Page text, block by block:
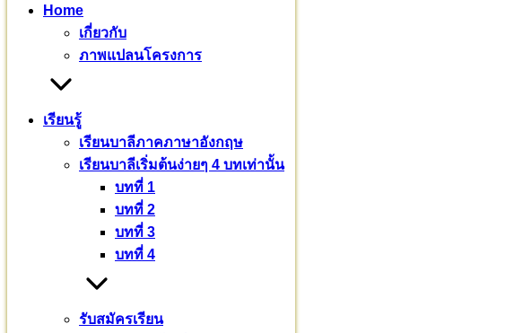
Home
เกี่ยวกับ
ภาพแปลนโครงการ
เรียนรู้
เรียนบาลีภาคภาษาอังกฤษ
เรียนบาลีเริ่มต้นง่ายๆ 4 บทเท่านั้น
บทที่ 1
บทที่ 2
บทที่ 3
บทที่ 4
รับสมัครเรียน
หมวดหมู่
ข่าวสาร
บทความ
พระมหากรุณาธิคุณ(76)
ร่วมบุญบารมี(720)
เยี่ยมชมโครงการ(32)
(3)
เรื่องราวเล่าย้อนหลัง
บทความอื่นๆ